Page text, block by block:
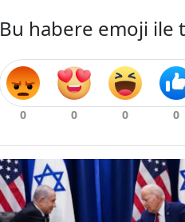
Bu habere emoji ile